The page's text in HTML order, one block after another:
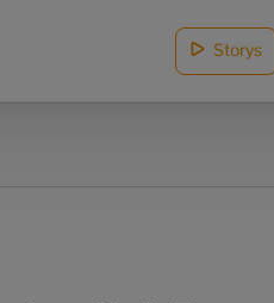
Storys